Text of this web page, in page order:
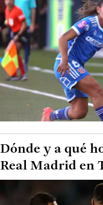
Dónde y a qué
Real Madrid en